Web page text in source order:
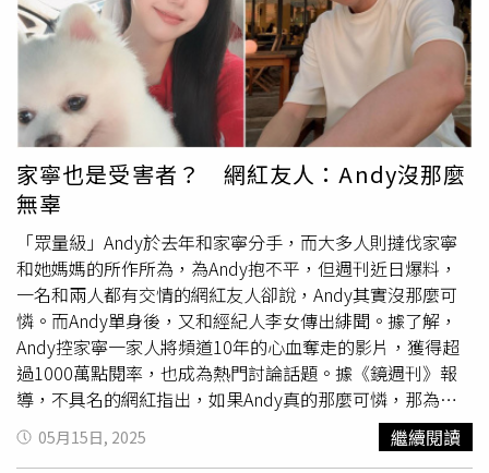
Andy。范成章認了與家寧不再友好，因為被迫去上 心靈課
程。（圖／范成章IG）范成章提到和家寧漸行漸遠的原因，
自己實在無法被強迫去上一些「心靈成長課程」，而且是非
常逼迫的方式，就這樣慢慢淡出了對方的生活圈。對於近日
眾量級的紛擾，范成章表示以前沒聽過什麼，他們之間的
事，也真的不了解。文末，范成章強調「但現在的我，一樣
愛吃上引水產，也一樣不吃鮑魚」，暗示自己是男同志，不
愛女性。 在 Instagram 查看這則貼文 從 Instagram 分享的
貼文
家寧也是受害者？ 網紅友人：Andy沒那麼
無辜
「眾量級」Andy於去年和家寧分手，而大多人則撻伐家寧
和她媽媽的所作所為，為Andy抱不平，但週刊近日爆料，
一名和兩人都有交情的網紅友人卻說，Andy其實沒那麼可
憐。而Andy單身後，又和經紀人李女傳出緋聞。據了解，
Andy控家寧一家人將頻道10年的心血奪走的影片，獲得超
過1000萬點閱率，也成為熱門討論話題。據《鏡週刊》報
導，不具名的網紅指出，如果Andy真的那麼可憐，那為什
麼沒幾個認識他的創作者幫他說話，「其實Andy不是分手
後才知道家寧媽媽有問題，好幾年前我們就聽他和家寧說
05月15日, 2025 繼續閱讀